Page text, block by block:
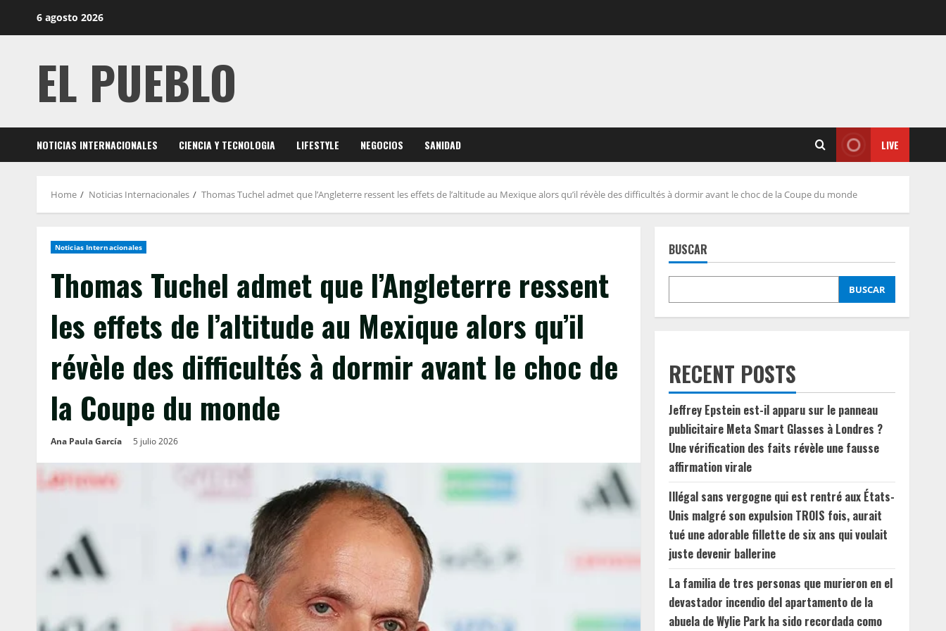
6 agosto 2026
EL PUEBLO
NOTICIAS INTERNACIONALES CIENCIA Y TECNOLOGIA LIFESTYLE NEGOCIOS SANIDAD LIVE
Home Noticias Internacionales Thomas Tuchel admet que l’Angleterre ressent les effets de l’altitude au Mexique alors qu’il révèle des difficultés à dormir avant le choc de la Coupe du monde
Noticias Internacionales
Thomas Tuchel admet que l’Angleterre ressent
les effets de l’altitude au Mexique alors qu’il
révèle des difficultés à dormir avant le choc de
la Coupe du monde
Ana Paula García 5 julio 2026
BUSCAR
BUSCAR
RECENT POSTS
Jeffrey Epstein est-il apparu sur le panneau
publicitaire Meta Smart Glasses à Londres ?
Une vérification des faits révèle une fausse
affirmation virale
Illégal sans vergogne qui est rentré aux États-
Unis malgré son expulsion TROIS fois, aurait
tué une adorable fillette de six ans qui voulait
juste devenir ballerine
La familia de tres personas que murieron en el
devastador incendio del apartamento de la
abuela de Wylie Park ha sido recordada como